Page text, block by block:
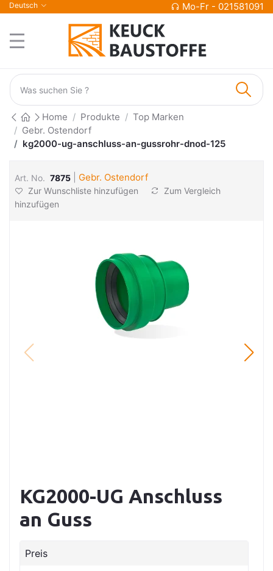
Deutsch Mo-Fr - 021581091
Home Produkte
Top Marken
Gebr. Ostendorf
kg2000-ug-anschluss-an-gussrohr-dnod-125
Art. No. 7875 Gebr. Ostendorf
Zur Wunschliste hinzufügen
Zum Vergleich
hinzufügen
KG2000-UG Anschluss
an Guss
Preis